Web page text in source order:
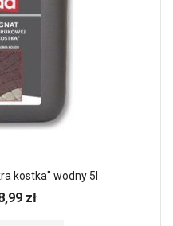
kostka" wodny 5l
zł